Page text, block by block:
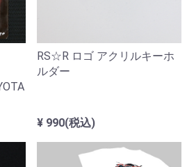
RS☆R ロゴ アクリルキーホ
ルダー
¥ 990(税込)